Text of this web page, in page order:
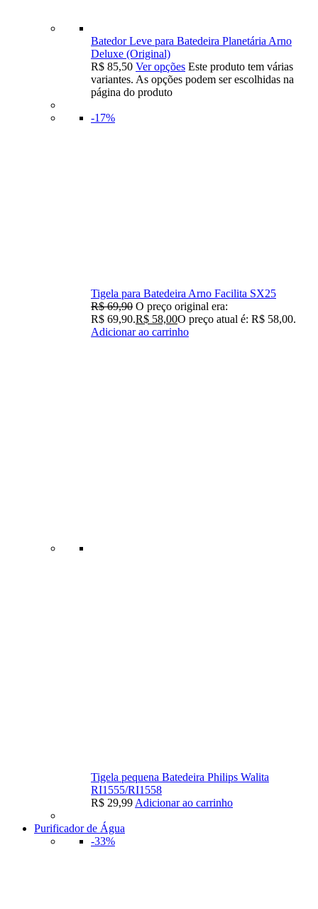
Batedor Leve para Batedeira Planetária Arno
Deluxe (Original)
R$ 85,50 Ver opções Este produto tem várias
variantes. As opções podem ser escolhidas na
página do produto
-17%
Tigela para Batedeira Arno Facilita SX25
R$69,90 O preço original era:
R$ 69,90.R$ 58,00O preço atual é: R$ 58,00.
Adicionar ao carrinho
Tigela pequena Batedeira Philips Walita
RI1555/RI1558
R$ 29,99 Adicionar ao carrinho
Purificador de Água
-33%